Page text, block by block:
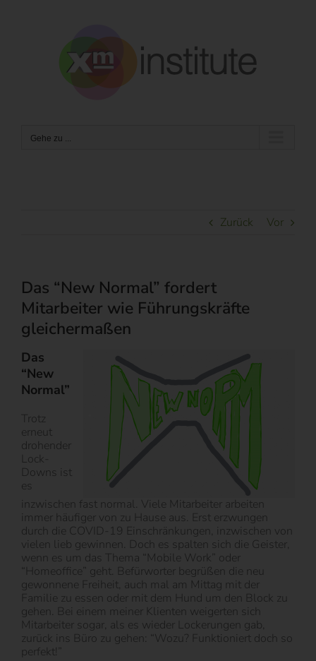
Gehe zu ...
Zurück Vor
Das “New Normal” fordert
Mitarbeiter wie Führungskräfte
gleichermaßen
Das
“New
Normal”
Trotz
erneut
drohender
Lock-
Downs ist
es
inzwischen fast normal. Viele Mitarbeiter arbeiten
immer häufiger von zu Hause aus. Erst erzwungen
durch die COVID-19 Einschränkungen, inzwischen von
vielen lieb gewinnen. Doch es spalten sich die Geister,
wenn es um das Thema “Mobile Work” oder
“Homeoffice” geht. Befürworter begrüßen die neu
gewonnene Freiheit, auch mal am Mittag mit der
Familie zu essen oder mit dem Hund um den Block zu
gehen. Bei einem meiner Klienten weigerten sich
Mitarbeiter sogar, als es wieder Lockerungen gab,
zurück ins Büro zu gehen: “Wozu? Funktioniert doch so
perfekt!”